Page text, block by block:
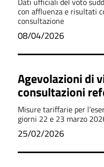
con affluenza e risultati
consultazione
08/04/2026
Agevolazioni di
consultazioni
Misure tariffarie per
giorni 22 e 23 marzo
25/02/2026